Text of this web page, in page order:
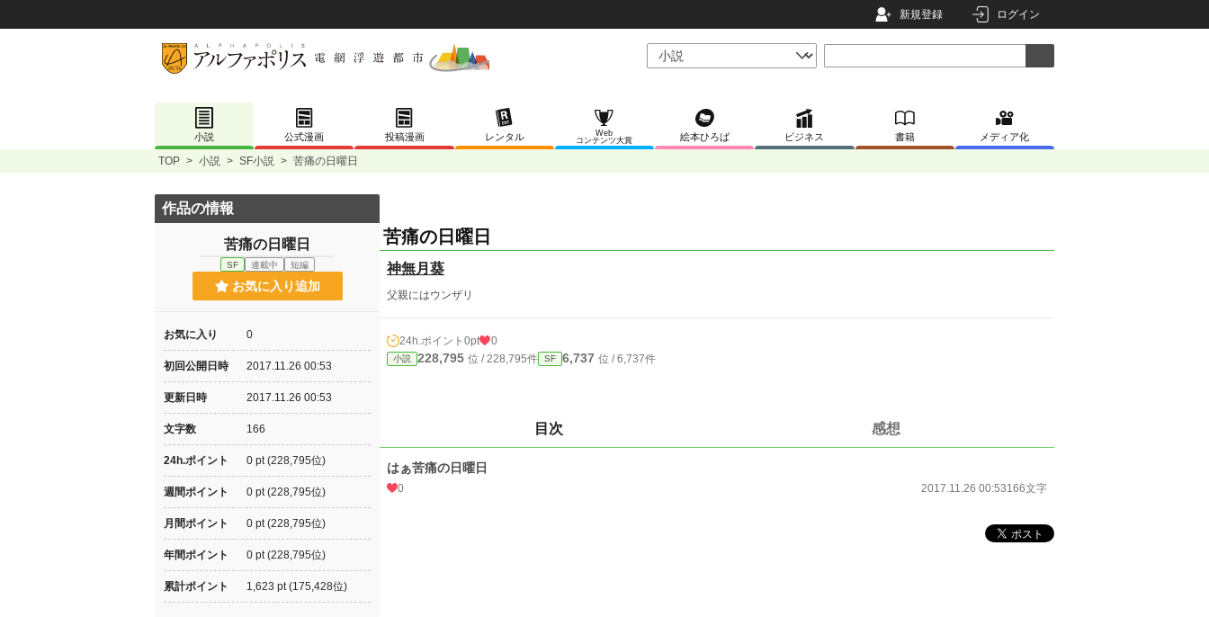
新規登録 ログイン
小説 公式漫画 投稿漫画 レンタル
Web
コンテンツ大賞
絵本ひろば ビジネス 書籍 メディア化
TOP > 小説 > SF小説 > 苦痛の日曜日
苦痛の日曜日
神無月葵
父親にはウンザリ
24h.ポイント 0pt 0
小説 228,795 位 / 228,795件 SF 6,737 位 / 6,737件
目次 感想
はぁ苦痛の日曜日
0 2017.11.26 00:53166文字
作品の情報
苦痛の日曜日
SF 連載中 短編
お気に入り追加
お気に入り 0
初回公開日時 2017.11.26 00:53
更新日時 2017.11.26 00:53
文字数 166
24h.ポイント 0 pt (228,795位)
週間ポイント 0 pt (228,795位)
月間ポイント 0 pt (228,795位)
年間ポイント 0 pt (228,795位)
累計ポイント 1,623 pt (175,428位)